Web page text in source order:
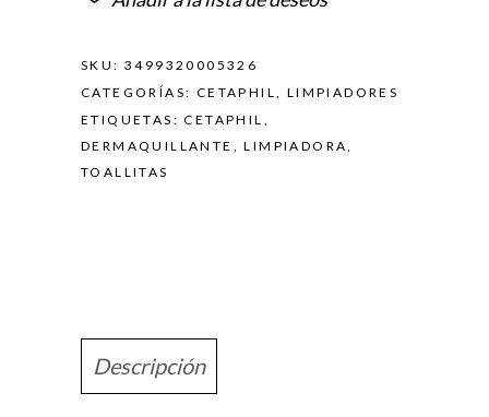
SKU: 3499320005326
CATEGORÍAS: CETAPHIL, LIMPIADORES
ETIQUETAS:CETAPHIL ,
DERMAQUILLANTE ,LIMPIADORA,
TOALLITAS
Descripción